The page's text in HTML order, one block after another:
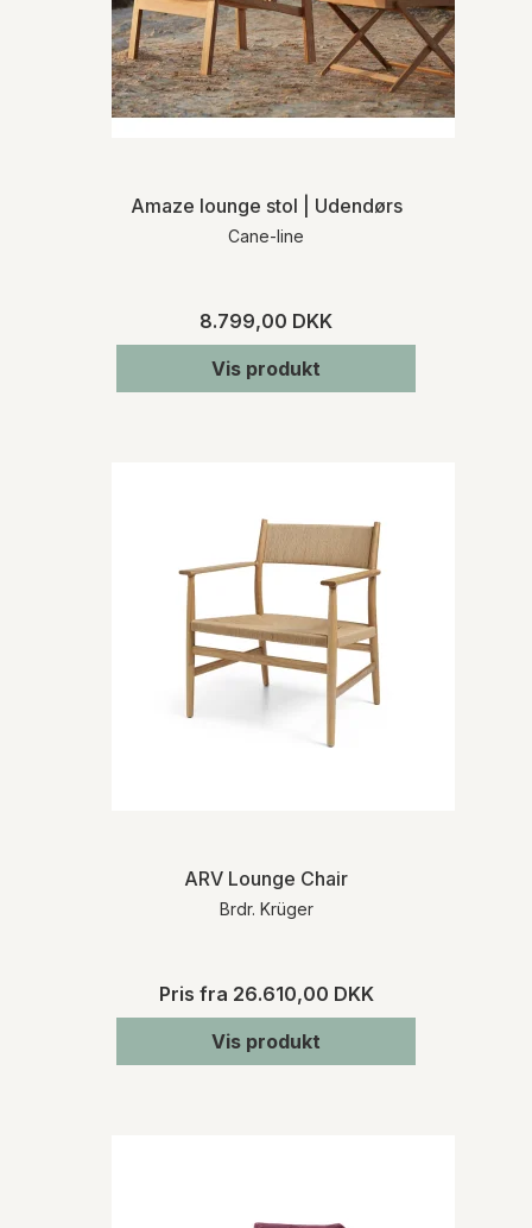
Amaze lounge stol | Udendørs
Cane-line
8.799,00 DKK
Vis produkt
ARV Lounge Chair
Brdr. Krüger
Pris fra 26.610,00 DKK
Vis produkt